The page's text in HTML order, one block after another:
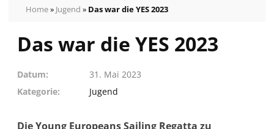
Home» Jugend » Das war die YES 2023
Das war die YES 2023
Datum
31. Mai 2023
Kategorie
Jugend
Die Young Europeans Sailing Regatta zu